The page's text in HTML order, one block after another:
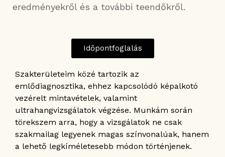
eredményekről és a további teendőkről.
Időpontfoglalás
Szakterületeim közé tartozik az
emlődiagnosztika, ehhez kapcsolódó képalkotó
vezérelt mintavételek, valamint
ultrahangvizsgálatok végzése. Munkám során
törekszem arra, hogy a vizsgálatok ne csak
szakmailag legyenek magas színvonalúak, hanem
a lehető legkíméletesebb módon történjenek.